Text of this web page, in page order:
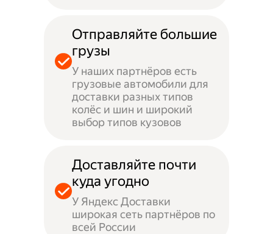
Отправляйте большие
грузы
У наших партнёров есть
грузовые автомобили для
доставки разных типов
колёс и шин и широкий
выбор типов кузовов
Доставляйте почти
куда угодно
У Яндекс Доставки
широкая сеть партнёров по
всей России